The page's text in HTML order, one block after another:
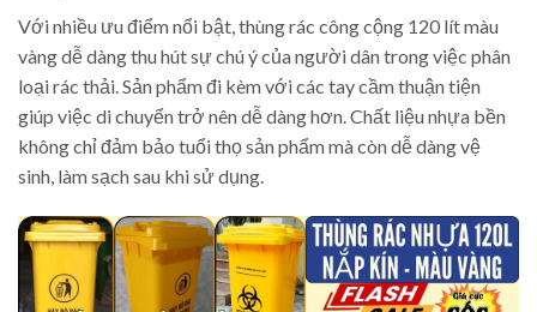
Với nhiều ưu điểm nổi bật, thùng rác công cộng 120 lít màu
vàng dễ dàng thu hút sự chú ý của người dân trong việc phân
loại rác thải. Sản phẩm đi kèm với các tay cầm thuận tiện
giúp việc di chuyển trở nên dễ dàng hơn. Chất liệu nhựa bền
không chỉ đảm bảo tuổi thọ sản phẩm mà còn dễ dàng vệ
sinh, làm sạch sau khi sử dụng.